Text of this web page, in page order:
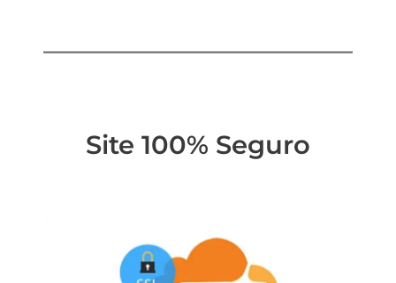
Site 100% Seguro